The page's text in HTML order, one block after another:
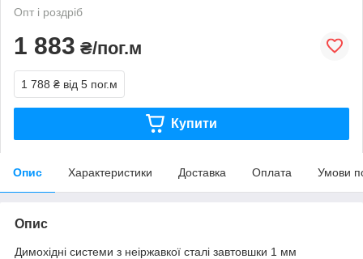
Опт і роздріб
1 883 ₴/пог.м
1 788 ₴ від 5 пог.м
Купити
Опис Характеристики Доставка Оплата Умови
Опис
Димохідні системи з неіржавкої сталі завтовшки 1 мм